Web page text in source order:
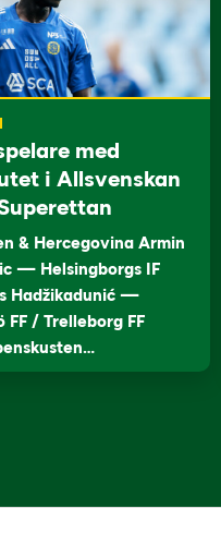
med
i Allsvenskan
& Hercegovina Armin
— Helsingborgs IF
Hadžikadunić —
FF / Trelleborg FF